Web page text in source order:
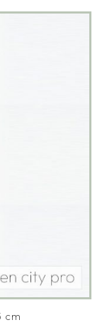
cm